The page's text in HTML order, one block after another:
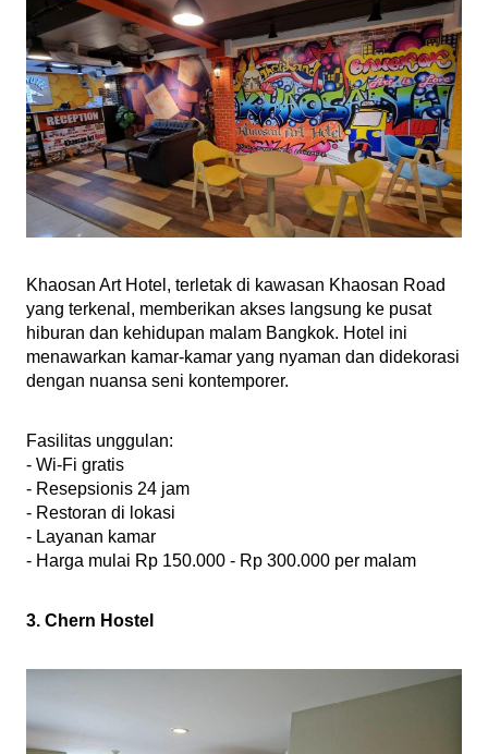
Khaosan Art Hotel, terletak di kawasan Khaosan Road
yang terkenal, memberikan akses langsung ke pusat
hiburan dan kehidupan malam Bangkok. Hotel ini
menawarkan kamar-kamar yang nyaman dan didekorasi
dengan nuansa seni kontemporer.
Fasilitas unggulan:
- Wi-Fi gratis
- Resepsionis 24 jam
- Restoran di lokasi
- Layanan kamar
- Harga mulai Rp 150.000 - Rp 300.000 per malam
3. Chern Hostel